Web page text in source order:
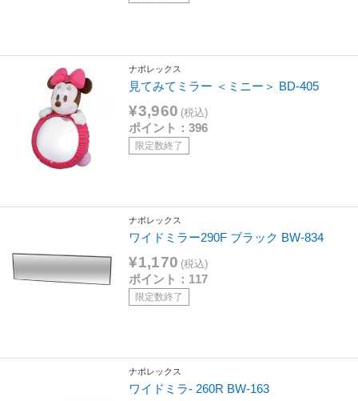
ナポレックス
見てみてミラー ＜ミニー＞ BD-405
¥3,960 (税込)
ポイント：396
限定数終了
ナポレックス
ワイドミラー290F ブラック BW-834
¥1,170 (税込)
ポイント：117
限定数終了
ナポレックス
ワイドミラ- 260R BW-163